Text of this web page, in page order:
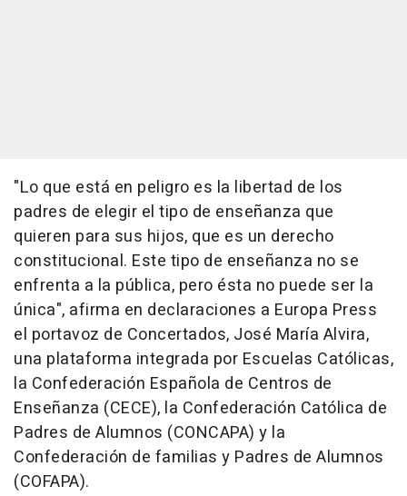
"Lo que está en peligro es la libertad de los
padres de elegir el tipo de enseñanza que
quieren para sus hijos, que es un derecho
constitucional. Este tipo de enseñanza no se
enfrenta a la pública, pero ésta no puede ser la
única", afirma en declaraciones a Europa Press
el portavoz de Concertados, José María Alvira,
una plataforma integrada por Escuelas Católicas,
la Confederación Española de Centros de
Enseñanza (CECE), la Confederación Católica de
Padres de Alumnos (CONCAPA) y la
Confederación de familias y Padres de Alumnos
(COFAPA).